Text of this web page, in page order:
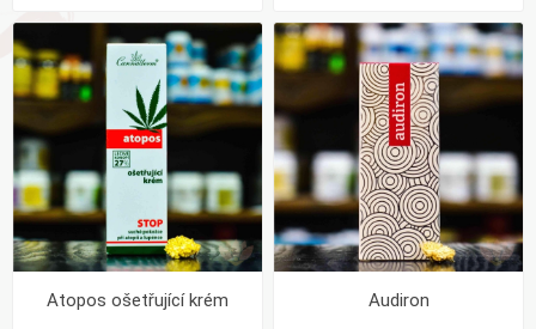
Atopos ošetřující krém Audiron